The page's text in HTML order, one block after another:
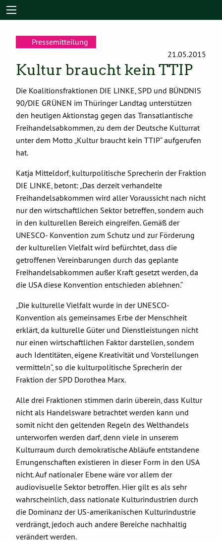
Pressemitteilung
21.05.2015
Kultur braucht kein TTIP
Die Koalitionsfraktionen DIE LINKE, SPD und BÜNDNIS
90/DIE GRÜNEN im Thüringer Landtag unterstützen
den heutigen Aktionstag gegen das Transatlantische
Freihandelsabkommen, zu dem der Deutsche Kulturrat
unter dem Motto „Kultur braucht kein TTIP“ aufgerufen
hat.
Katja Mitteldorf, kulturpolitische Sprecherin der Fraktion
DIE LINKE, betont: „Das derzeit verhandelte
Freihandelsabkommen wird aller Voraussicht nach nicht
nur den wirtschaftlichen Sektor betreffen, sondern auch
in den kulturellen Bereich eingreifen. Gemäß der
UNESCO- Konvention zum Schutz und zur Förderung
der kulturellen Vielfalt wird befürchtet, dass die
getroffenen Vereinbarungen durch das geplante
Freihandelsabkommen außer Kraft gesetzt werden, da
die USA diese Konvention entschieden ablehnen.“
„Die kulturelle Vielfalt wurde in der UNESCO-
Konvention als gemeinsames Erbe der Menschheit
erklärt, da kulturelle Güter und Dienstleistungen nicht
nur einen wirtschaftlichen Faktor darstellen, sondern
auch Identitäten, eigene Kreativität und Vorstellungen
vermitteln“, so die kulturpolitische Sprecherin der
Fraktion der SPD Dorothea Marx.
Alle drei Fraktionen stimmen darin überein, dass Kultur
nicht als Handelsware betrachtet werden kann und
somit nicht den geltenden Regeln des Welthandels
unterworfen werden darf, denn viele in unserem
Kulturraum durch demokratische Abläufe entstandene
Errungenschaften existieren in dieser Form in den USA
nicht. Auf nationaler Ebene wäre vor allem der
audiovisuelle Sektor betroffen. Hier gilt es als sehr
wahrscheinlich, dass nationale Kulturindustrien durch
die Dominanz der US-amerikanischen Kulturindustrie
verdrängt, jedoch auch andere Bereiche nachhaltig
verändert werden.